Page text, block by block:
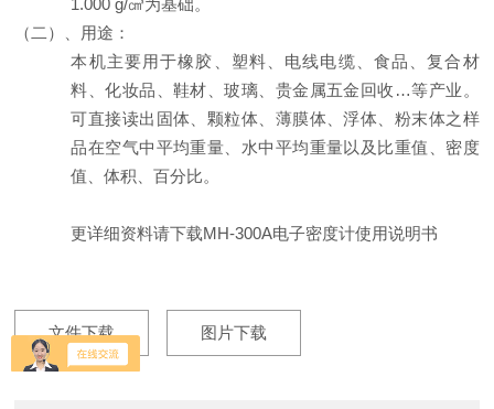
1.000 g/㎤为基础。
（二）、用途：
本机主要用于橡胶、塑料、电线电缆、食品、复合材
料、化妆品、鞋材、玻璃、 贵金属五金回收 …等产业。
可直接读出固体、颗粒体、薄膜体、浮体、粉末体之样
品在空气中平均重量、水中平均重量以及比重值、密度
值、体积、百分比。
更详细资料请下载MH-300A电子密度计使用说明书
文件下载 图片下载